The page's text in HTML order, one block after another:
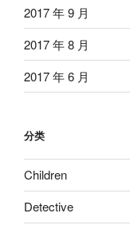
2017 年 9 月
2017 年 8 月
2017 年 6 月
分类
Children
Detective